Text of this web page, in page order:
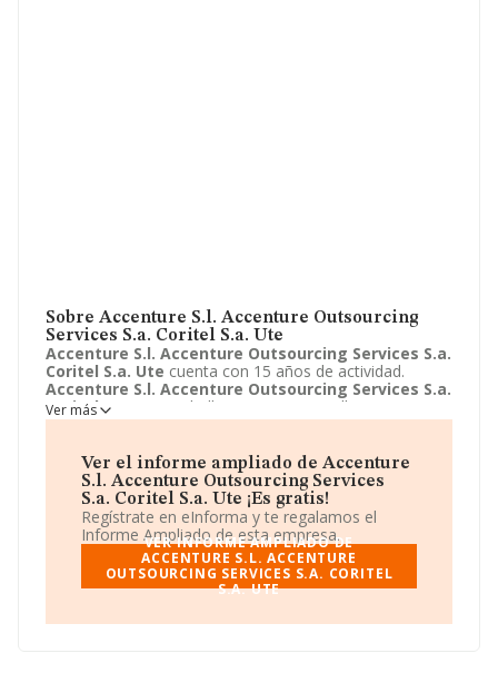
Sobre Accenture S.l. Accenture Outsourcing
Services S.a. Coritel S.a. Ute
Accenture S.l. Accenture Outsourcing Services S.a.
Coritel S.a. Ute cuenta con 15 años de actividad.
Accenture S.l. Accenture Outsourcing Services S.a.
Coritel S.a. Ute
se halla en Paseo Castellana, 85,
Madrid, Madrid. La empresa enmarca su principal
informática y gestión de instalaciones informáticas.
Accenture S.l. Accenture Outsourcing Services S.a.
Coritel S.a. Utetoma la forma jurídica de Unión
temporal de empresas.
Ver más
Ver el informe ampliado de Accenture
S.l. Accenture Outsourcing Services
S.a. Coritel S.a. Ute ¡Es gratis!
Regístrate en eInforma y te regalamos el
Informe Ampliado de esta empresa.
VER INFORME AMPLIADO DE
ACCENTURE S.L. ACCENTURE
OUTSOURCING SERVICES S.A. CORITEL
S.A. UTE